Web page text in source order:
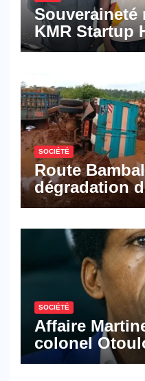
Souveraineté
KMR Startup
Pyramid
numériques
Cameroon
SOCIÉTÉ
Route
dégradation
les activités
SOCIÉTÉ
Affaire
colonel
croisé des